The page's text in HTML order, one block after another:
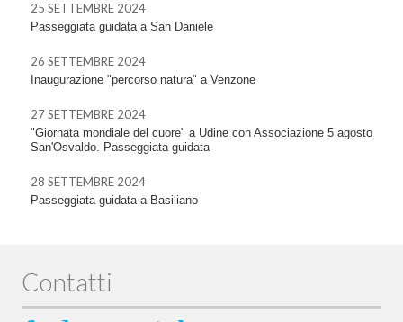
25 SETTEMBRE 2024
Passeggiata guidata a San Daniele
26 SETTEMBRE 2024
Inaugurazione "percorso natura" a Venzone
27 SETTEMBRE 2024
"Giornata mondiale del cuore" a Udine con Associazione 5 agosto
San'Osvaldo. Passeggiata guidata
28 SETTEMBRE 2024
Passeggiata guidata a Basiliano
Contatti